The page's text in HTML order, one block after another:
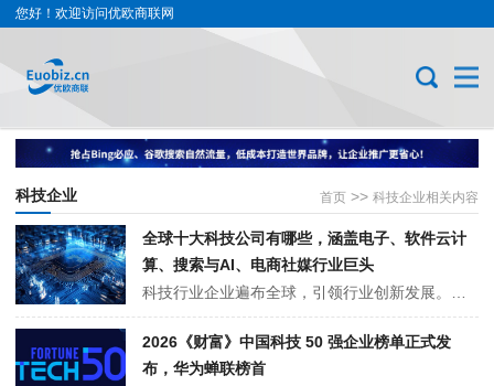
您好！欢迎访问优欧商联网
首页 >> 科技企业相关内容
科技企业
全球十大科技公司有哪些，涵盖电子、软件云计
算、搜索与AI、电商社媒行业巨头
科技行业企业遍布全球，引领行业创新发展。美国拥有苹果、微软等科技巨头，在消费电子、软件云计算等领域占据主导；亚洲崛起三星、华为等企业，在半导体、通信技术等方面表现卓越；欧洲的 SAP 和阿斯麦则在企业管理软件、光刻机制造等细分领域技术领先。这些企业凭借核心技术与多元布局，推动全球科技产···
2026《财富》中国科技 50 强企业榜单正式发
布，华为蝉联榜首